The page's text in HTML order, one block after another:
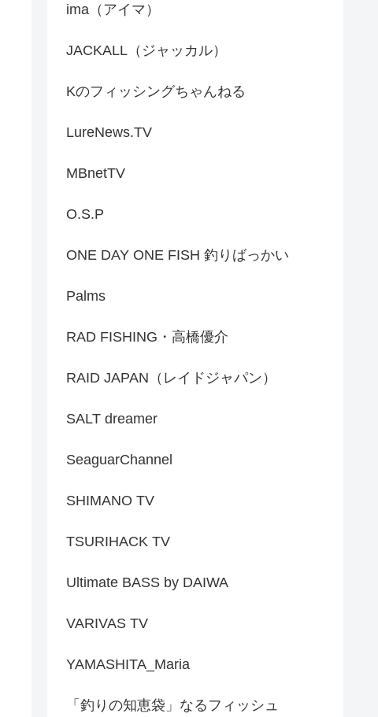
ima（アイマ）
JACKALL（ジャッカル）
Kのフィッシングちゃんねる
LureNews.TV
MBnetTV
O.S.P
ONE DAY ONE FISH 釣りばっかい
Palms
RAD FISHING・高橋優介
RAID JAPAN（レイドジャパン）
SALT dreamer
SeaguarChannel
SHIMANO TV
TSURIHACK TV
Ultimate BASS by DAIWA
VARIVAS TV
YAMASHITA_Maria
「釣りの知恵袋」なるフィッシュ